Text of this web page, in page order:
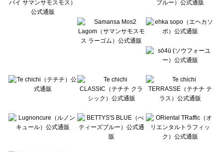
Wpc.（ワールドパーティー）の一覧